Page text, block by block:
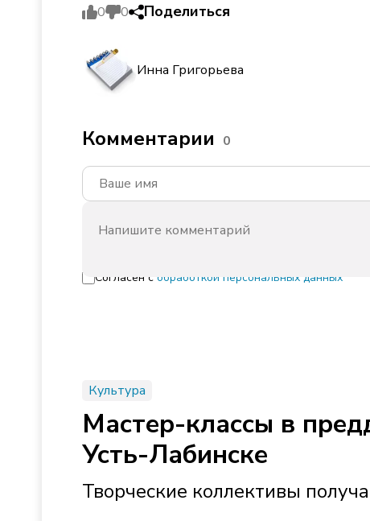
0 0 Поделиться
Инна Григорьева
Комментарии 0
Согласен с обработкой персональных данных
Культура
Мастер-классы в
Усть-Лабинске
Творческие коллективы